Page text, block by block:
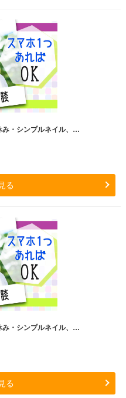
・シンプルネイル、…
る
・シンプルネイル、…
る